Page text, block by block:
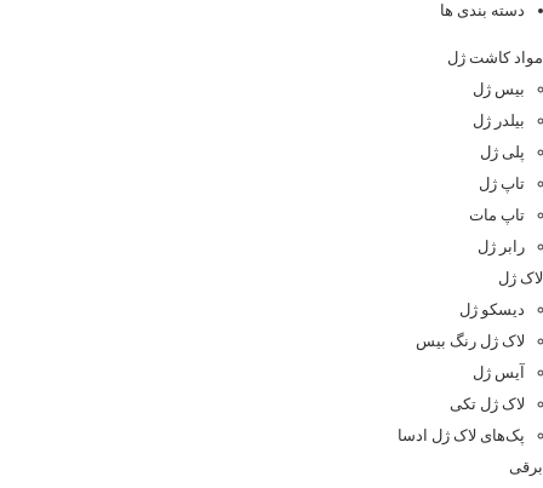
دسته بندی ها
مواد کاشت ژل
بیس ژل
بیلدر ژل
پلی ژل
تاپ ژل
تاپ مات
رابر ژل
لاک ژل
دیسکو ژل
لاک ژل رنگ بیس
آیس ژل
لاک ژل تکی
پک‌های لاک ژل ادسا
برقی